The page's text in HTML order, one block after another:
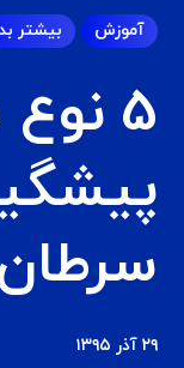
آموزش بیشتر
5
۲۹ آذر ۱۳۹۵